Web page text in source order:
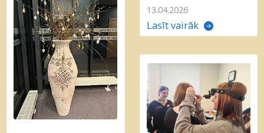
13.04.2026
Lasīt vairāk